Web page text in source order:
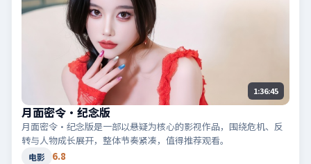
1:36:45
月面密令·纪念版
月面密令·纪念版是一部以悬疑为核心的影视作品，围绕危机、反
转与人物成长展开，整体节奏紧凑，值得推荐观看。
电影 6.8